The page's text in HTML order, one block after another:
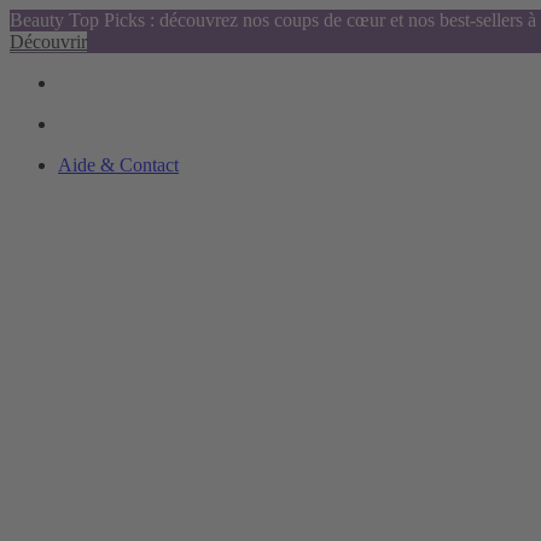
Beauty Top Picks : découvrez nos coups de cœur et nos best-sellers
Découvrir
Aide & Contact